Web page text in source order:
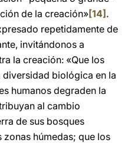
de la creación»[14] .
repetidamente de
invitándonos a
la creación: «Que los
diversidad biológica en la
humanos degraden la
al cambio
de sus bosques
zonas húmedas; que los